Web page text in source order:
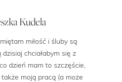
Kudela
miłość i śluby są
chciałabym się z
dzień mam to szczęście,
moją pracą (a może